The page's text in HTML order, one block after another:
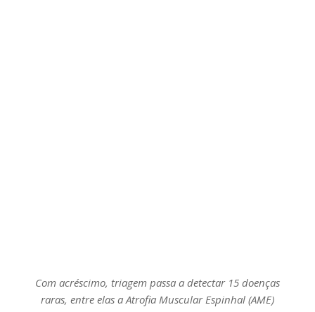
Com acréscimo, triagem passa a detectar 15 doenças
raras, entre elas a Atrofia Muscular Espinhal (AME)